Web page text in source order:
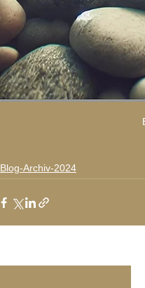
Blog-Archiv-2024